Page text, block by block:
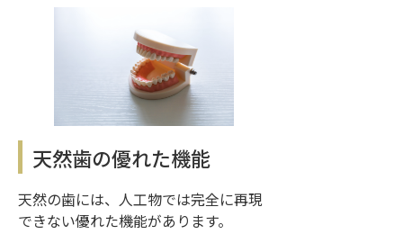
天然歯の優れた機能
天然の歯には、人工物では完全に再現
できない優れた機能があります。